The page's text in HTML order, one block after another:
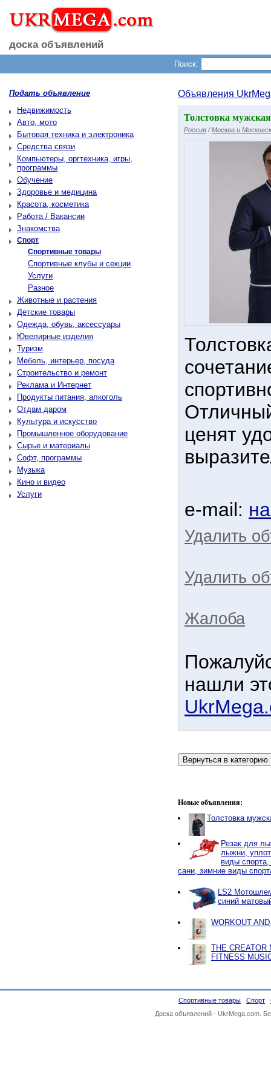
доска объявлений
Поиск:
Подать объявление
Недвижимость
Авто, мото
Бытовая техника и электроника
Средства связи
Компьютеры, оргтехника, игры,
программы
Обучение
Здоровье и медицина
Красота, косметика
Работа / Вакансии
Знакомства
Спорт
Спортивные товары
Спортивные клубы и секции
Услуги
Разное
Животные и растения
Детские товары
Одежда, обувь, аксессуары
Ювелирные изделия
Туризм
Мебель, интерьер, посуда
Строительство и ремонт
Реклама и Интернет
Продукты питания, алкоголь
Отдам даром
Культура и искусство
Промышленное оборудование
Сырье и материалы
Софт, программы
Музыка
Кино и видео
Услуги
Объявления
Толстовка
Россия /Москва и
ценят
e-mail:
Удалить
Удалить
Жалоба
нашли
Новые объявления:
Толстовка
Резак для
лыжни,
виды
сани, зимние виды
LS2
синий
WORKOUT
THE CREATOR
FITNESS
Спортивные товары Спорт
Доска объявлений - UkrMega.com.